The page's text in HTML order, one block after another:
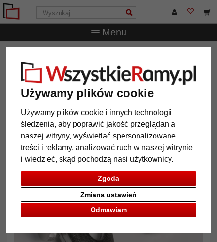
Używamy plików cookie
Używamy plików cookie i innych technologii
śledzenia, aby poprawić jakość przeglądania
naszej witryny, wyświetlać spersonalizowane
treści i reklamy, analizować ruch w naszej witrynie
i wiedzieć, skąd pochodzą nasi użytkownicy.
Zgoda
Odmawiam
Zmiana ustawień
Menu
haków do obrazów
2 szt. dużych haków do obrazów